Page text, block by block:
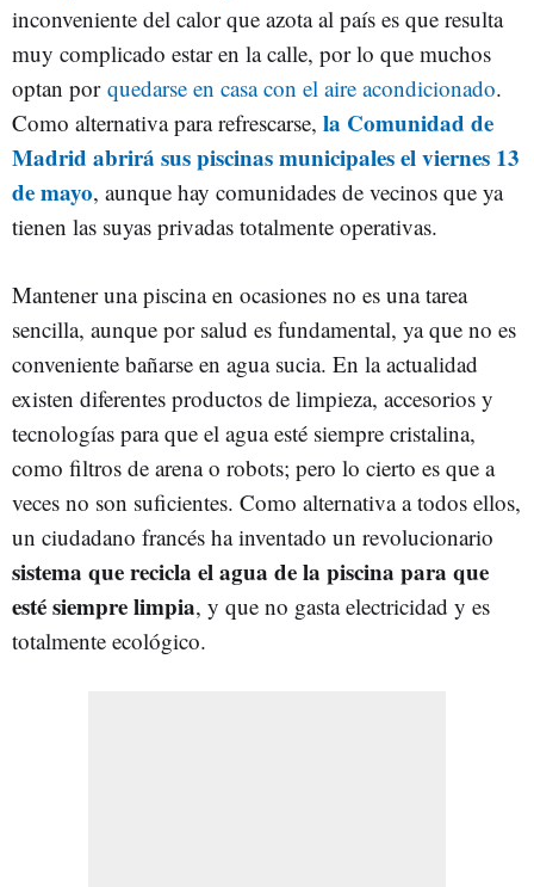
inconveniente del calor que azota al país es que resulta
muy complicado estar en la calle, por lo que muchos
optan por quedarse en casa con el aire acondicionado.
Como alternativa para refrescarse, la Comunidad de
Madrid abrirá sus piscinas municipales el viernes 13
de mayo, aunque hay comunidades de vecinos que ya
tienen las suyas privadas totalmente operativas.
Mantener una piscina en ocasiones no es una tarea
sencilla, aunque por salud es fundamental, ya que no es
conveniente bañarse en agua sucia. En la actualidad
existen diferentes productos de limpieza, accesorios y
tecnologías para que el agua esté siempre cristalina,
como filtros de arena o robots; pero lo cierto es que a
veces no son suficientes. Como alternativa a todos ellos,
un ciudadano francés ha inventado un revolucionario
sistema que recicla el agua de la piscina para que
esté siempre limpia, y que no gasta electricidad y es
totalmente ecológico.